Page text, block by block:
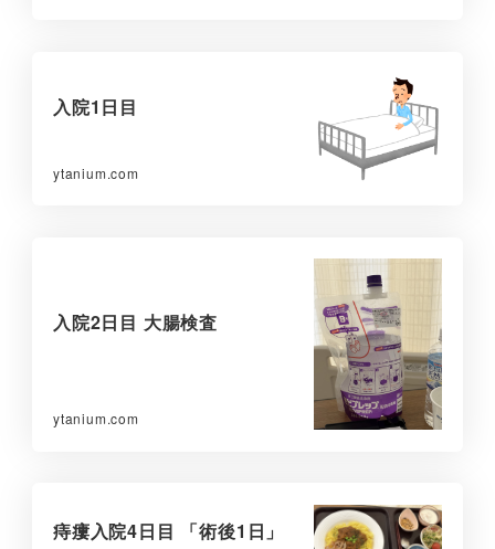
入院1日目
ytanium.com
入院2日目 大腸検査
ytanium.com
痔瘻入院4日目 「術後1日」